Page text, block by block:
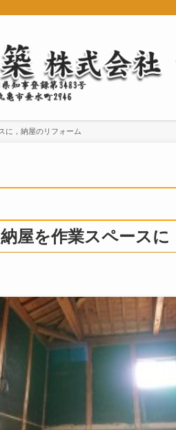
に，納屋のリフォーム
納屋を作業スペース